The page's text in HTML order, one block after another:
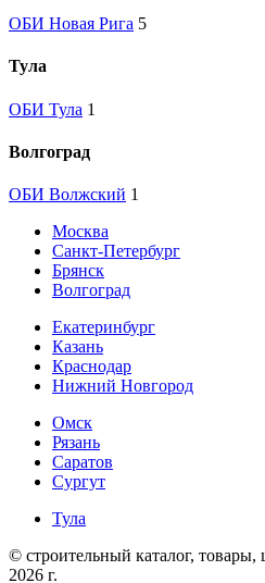
ОБИ Новая Рига 5
Тула
ОБИ Тула 1
Волгоград
ОБИ Волжский 1
Москва
Санкт-Петербург
Брянск
Волгоград
Екатеринбург
Казань
Краснодар
Нижний Новгород
Омск
Рязань
Саратов
Сургут
Тула
© строительный каталог,
2026 г.